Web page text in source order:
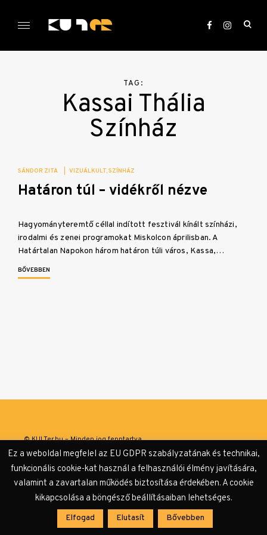
KULTer.hu
TAG:
Kassai Thália
Színház
SÁNDOR ZITA VIZUÁLKULT SZÍNHÁZ
Határon túl – vidékről nézve
Hagyományteremtő céllal indított fesztivál kínált színházi,
irodalmi és zenei programokat Miskolcon áprilisban. A
Határtalan Napokon három határon túli város, Kassa,…
BŐVEBBEN
© KULTer.hu – Minden jog fenntartva
Adatvédelmi tájékoztató
Ez a weboldal megfelel az EU GDPR szabályzatának és technikai,
funkcionális cookie-kat használ a felhasználói élmény javítására,
valamint a zavartalan működés biztosítása érdekében. A cookie
kikapcsolása a böngésző beállításaiban lehetséges.
Elfogad Elutasít Bővebben